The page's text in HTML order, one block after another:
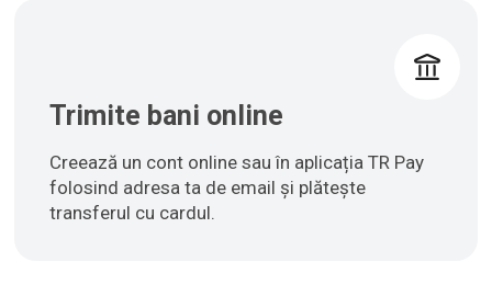
Trimite bani online
Creează un cont online sau în aplicația TR Pay
folosind adresa ta de email și plătește
transferul cu cardul.